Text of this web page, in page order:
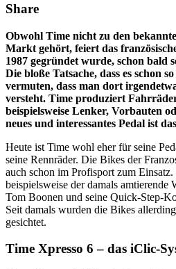
Share
Obwohl Time nicht zu den
Markt gehört, feiert das
1987 gegründet wurde, schon bald
Die bloße Tatsache, dass es schon
vermuten, dass man dort
versteht. Time produziert
beispielsweise Lenker, Vorbauten
neues und interessantes Pedal ist
Heute ist Time wohl eher für seine
seine Rennräder. Die Bikes der
auch schon im Profisport zum
beispielsweise der damals amtierende
Tom Boonen und seine Quick-Step-
Seit damals wurden die Bikes
gesichtet.
Time Xpresso 6 – das iClic-